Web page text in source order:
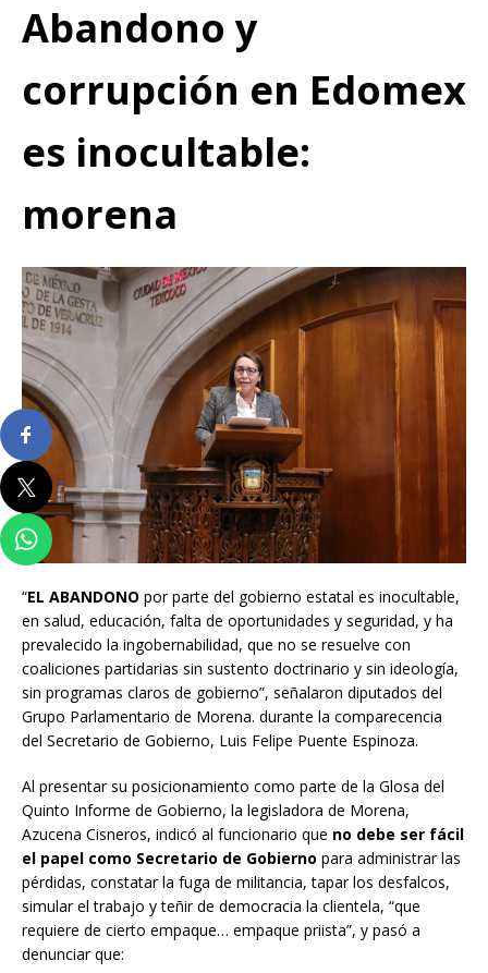
Abandono y
corrupción en Edomex
es inocultable:
morena
“EL ABANDONO por parte del gobierno estatal es inocultable,
en salud, educación, falta de oportunidades y seguridad, y ha
prevalecido la ingobernabilidad, que no se resuelve con
coaliciones partidarias sin sustento doctrinario y sin ideología,
sin programas claros de gobierno”, señalaron diputados del
Grupo Parlamentario de Morena. durante la comparecencia
del Secretario de Gobierno, Luis Felipe Puente Espinoza.
Al presentar su posicionamiento como parte de la Glosa del
Quinto Informe de Gobierno, la legisladora de Morena,
Azucena Cisneros, indicó al funcionario que no debe ser fácil
el papel como Secretario de Gobierno para administrar las
pérdidas, constatar la fuga de militancia, tapar los desfalcos,
simular el trabajo y teñir de democracia la clientela, “que
requiere de cierto empaque… empaque priista”, y pasó a
denunciar que: